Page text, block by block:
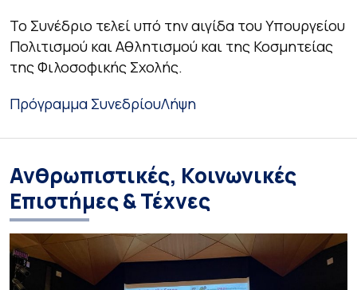
Το Συνέδριο τελεί υπό την αιγίδα του Υπουργείου
Πολιτισμού και Αθλητισμού και της Κοσμητείας
της Φιλοσοφικής Σχολής.
Πρόγραμμα ΣυνεδρίουΛήψη
Ανθρωπιστικές, Κοινωνικές
Επιστήμες & Τέχνες